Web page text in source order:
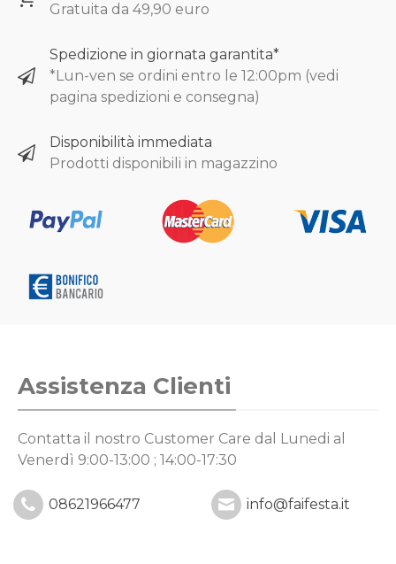
Gratuita da 49,90 euro
Spedizione in giornata garantita*
*Lun-ven se ordini entro le 12:00pm (vedi
pagina spedizioni e consegna)
Disponibilità immediata
Prodotti disponibili in magazzino
Assistenza Clienti
Contatta il nostro Customer Care dal Lunedi al
Venerdì 9:00-13:00 ; 14:00-17:30
08621966477 info@faifesta.it